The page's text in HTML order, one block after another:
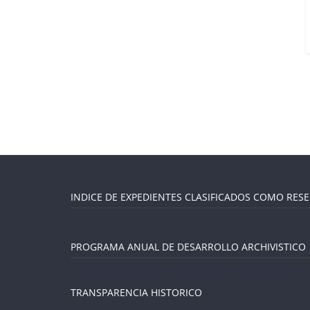
INDICE DE EXPEDIENTES CLASIFICADOS COMO
PROGRAMA ANUAL DE DESARROLLO ARCHIVISTICO
TRANSPARENCIA HISTORICO